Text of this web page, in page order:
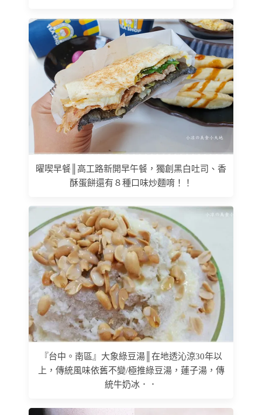
曜喫早餐║高工路新開早午餐，獨創黑白吐司、香
酥蛋餅還有８種口味炒麵唷！！
『台中。南區』大象綠豆湯║在地透沁涼30年以
上，傳統風味依舊不變/極推綠豆湯，蓮子湯，傳
統牛奶冰．．